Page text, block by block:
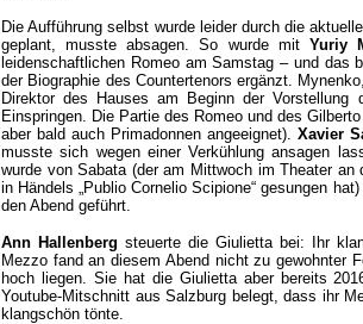
Die Aufführung selbst wurde leider durch die
geplant, musste absagen. So wurde mit Yuriy
leidenschaftlichen Romeo am Samstag – und das
der Biographie des Countertenors ergänzt.
Direktor des Hauses am Beginn der
Einspringen. Die Partie des Romeo und des
aber bald auch Primadonnen angeeignet). Xavier
musste sich wegen einer Verkühlung ansagen
wurde von Sabata (der am Mittwoch im Theater
in Händels „Publio Cornelio Scipione“ gesungen
den Abend geführt.
Ann Hallenberg steuerte die Giulietta bei: Ihr
Mezzo fand an diesem Abend nicht zu gewohnter
hoch liegen. Sie hat die Giulietta aber bereits
Youtube-Mitschnitt aus Salzburg belegt, dass ihr
klangschön tönte.